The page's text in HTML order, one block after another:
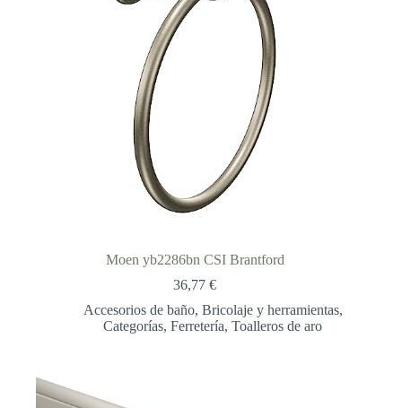
Moen yb2286bn CSI Brantford
36,77€
Accesorios de baño, Bricolaje y herramientas,
Categorías,Ferretería,Toalleros de aro